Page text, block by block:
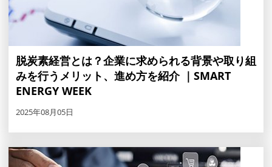
脱炭素経営とは？企業に求められる背景や取り組
みを行うメリット、進め方を紹介 ｜SMART
ENERGY WEEK
2025年08月05日